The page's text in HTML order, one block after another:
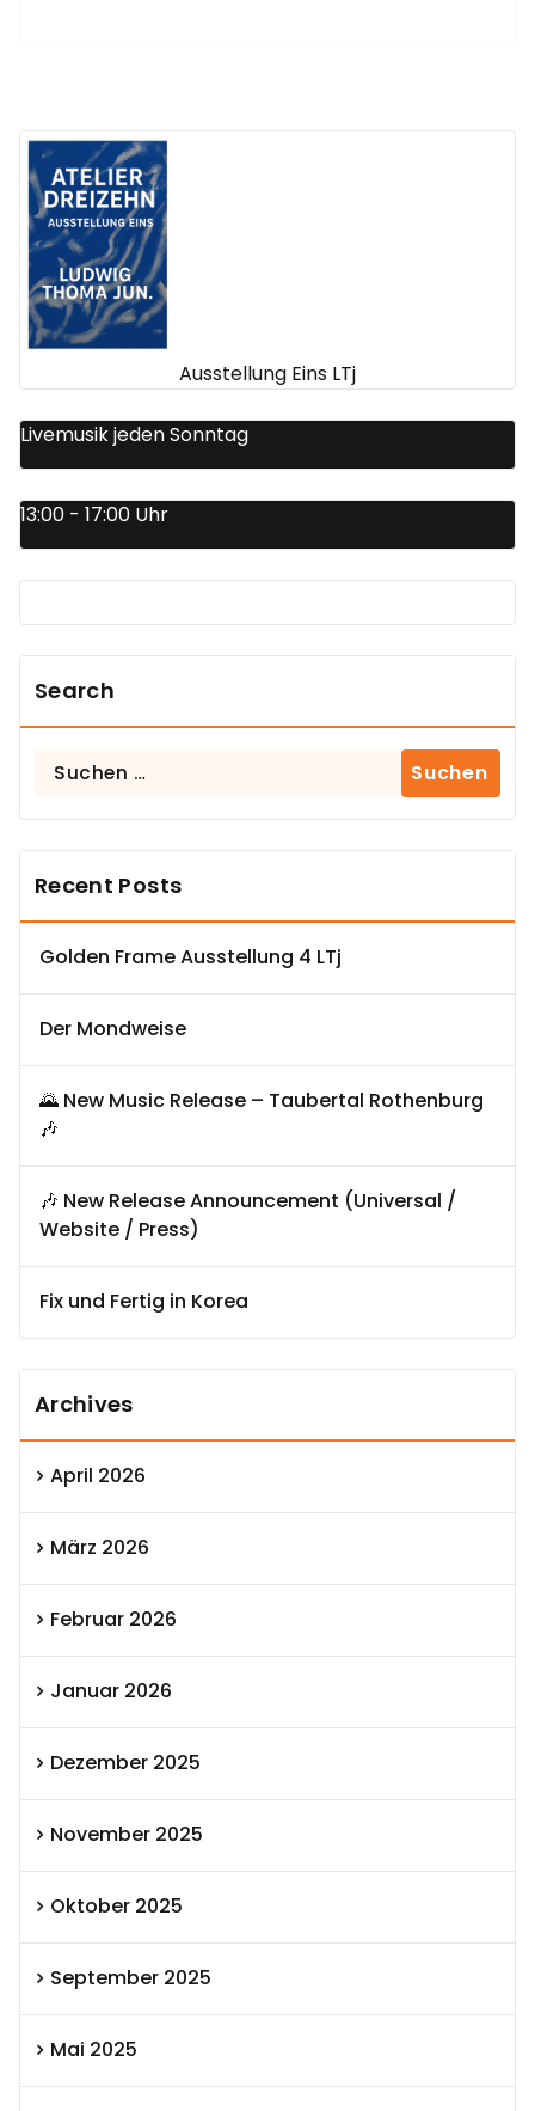
Ausstellung Eins LTj
Livemusik jeden Sonntag
13:00 - 17:00 Uhr
Search
Suchen
Recent Posts
Golden Frame Ausstellung 4 LTj
Der Mondweise
🌄 New Music Release – Taubertal Rothenburg
🎶
🎶 New Release Announcement (Universal /
Website / Press)
Fix und Fertig in Korea
Archives
April 2026
März 2026
Februar 2026
Januar 2026
Dezember 2025
November 2025
Oktober 2025
September 2025
Mai 2025